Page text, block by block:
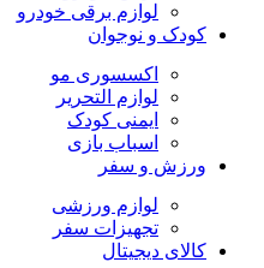
لوازم برقی خودرو
کودک و نوجوان
اکسسوری مو
لوازم التحریر
ایمنی کودک
اسباب بازی
ورزش و سفر
لوازم ورزشی
تجهیزات سفر
کالای دیجیتال